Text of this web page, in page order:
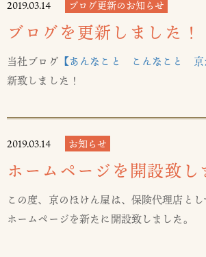
2019.03.14 ブログ更新のお知らせ
ブログを更新しました！
当社ブログ 【あんなこと こんなこと 京
新致しました！
2019.03.14 お知らせ
ホームページを開設致し
この度、京のほけん屋は、保険代理店とし
ホームページを新たに開設致しました。